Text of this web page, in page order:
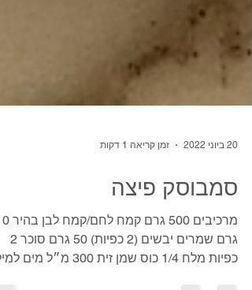
סמבוסק פיצה
גרם שמרים יבשים (2 כפיות) 50 גרם סוכר 2